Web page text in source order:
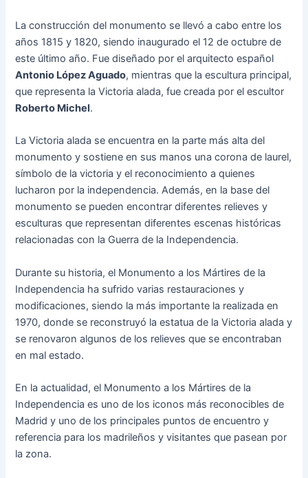
La construcción del monumento se llevó a cabo entre los
años 1815 y 1820, siendo inaugurado el 12 de octubre de
este último año. Fue diseñado por el arquitecto español
Antonio López Aguado, mientras que la escultura principal,
que representa la Victoria alada, fue creada por el escultor
Roberto Michel.
La Victoria alada se encuentra en la parte más alta del
monumento y sostiene en sus manos una corona de laurel,
símbolo de la victoria y el reconocimiento a quienes
lucharon por la independencia. Además, en la base del
monumento se pueden encontrar diferentes relieves y
esculturas que representan diferentes escenas históricas
relacionadas con la Guerra de la Independencia.
Durante su historia, el Monumento a los Mártires de la
Independencia ha sufrido varias restauraciones y
modificaciones, siendo la más importante la realizada en
1970, donde se reconstruyó la estatua de la Victoria alada y
se renovaron algunos de los relieves que se encontraban
en mal estado.
En la actualidad, el Monumento a los Mártires de la
Independencia es uno de los iconos más reconocibles de
Madrid y uno de los principales puntos de encuentro y
referencia para los madrileños y visitantes que pasean por
la zona.